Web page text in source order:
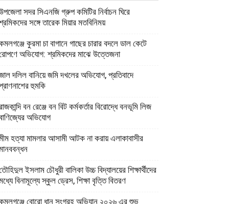
সদর সিএনজি গ্রুপ কমিটির নির্বাচন ঘিরে
সঙ্গে তারেক মিয়ার মতবিনিময়
কুরমা চা বাগানে গাছের চারার বদলে ডাল কেটে
অভিযোগ: শ্রমিকদের মাঝে উত্তেজনা
দলিল বানিয়ে জমি দখলের অভিযোগ, প্রতিবাদে
হুমকি
বন রেঞ্জে বন বিট কর্মকর্তার বিরোদ্ধে বনভূমি লিজ
অভিযোগ
হত্যা মামলার আসামী আটক না করায় এলাকাবাসীর
ইসলাম চৌধুরী বালিকা উচ্চ বিদ্যালয়ের শিক্ষার্থীদের
বিনামূল্যে স্কুল ড্রেস, শিক্ষা বৃত্তি বিতরণ
বোরো ধান সংগ্রহ অভিযান ২০২৬ এর শুভ